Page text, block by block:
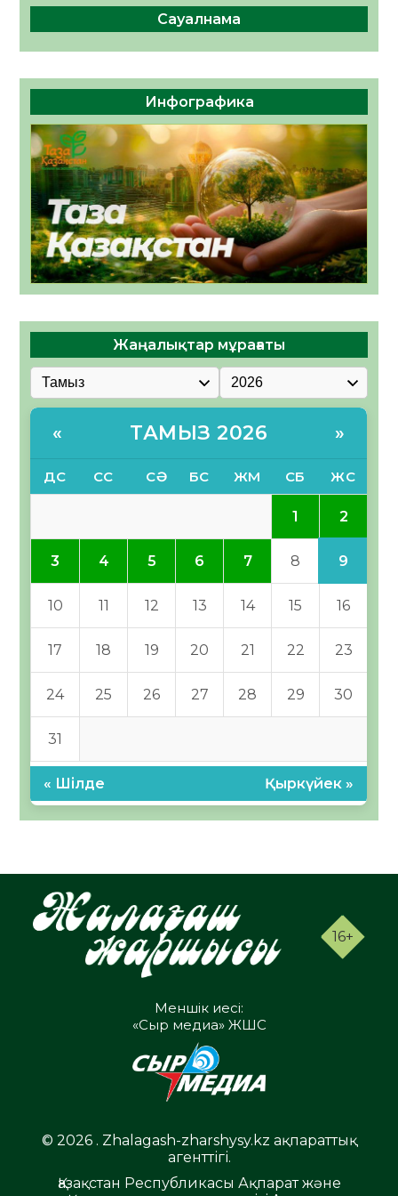
Сауалнама
Инфографика
Жаңалықтар мұрағаты
« ТАМЫЗ 2026 »
ДС СС СӘ БС ЖМ СБ ЖС
1 2
3 4 5 6 7 8 9
10 11 12 13 14 15 16
17 18 19 20 21 22 23
24 25 26 27 28 29 30
31
« Шілде Қыркүйек »
16+
Меншік иесі:
«Сыр медиа» ЖШС
© 2026 . Zhalagash-zharshysy.kz ақпараттық
агенттігі.
Қазақстан Республикасы Ақпарат және